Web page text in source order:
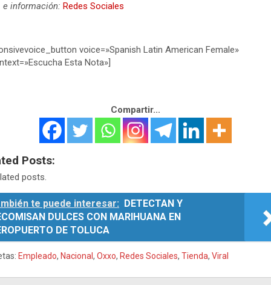
e información: Redes Sociales
voice=»Spanish Latin American Female»
Esta Nota»]
Compartir...
Posts:
posts.
te puede interesar: DETECTAN Y
DULCES CON MARIHUANA EN
DE TOLUCA
Empleado, Nacional , Oxxo, Redes Sociales, Tienda, Viral